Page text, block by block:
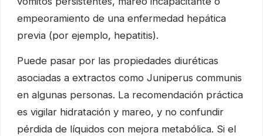
empeoramiento de una enfermedad hepática
previa (por ejemplo, hepatitis).
Puede pasar por las propiedades diuréticas
asociadas a extractos como Juniperus communis
en algunas personas. La recomendación práctica
es vigilar hidratación y mareo, y no confundir
pérdida de líquidos con mejora metabólica. Si el